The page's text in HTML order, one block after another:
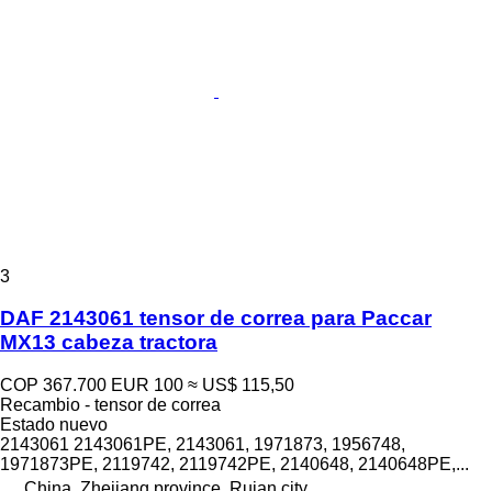
3
DAF 2143061 tensor de correa para Paccar
MX13 cabeza tractora
COP 367.700 EUR 100 ≈ US$ 115,50
Recambio - tensor de correa
Estado nuevo
2143061 2143061PE, 2143061, 1971873, 1956748,
1971873PE, 2119742, 2119742PE, 2140648, 2140648PE,...